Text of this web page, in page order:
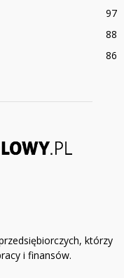
97
88
86
którzy
i finansów.